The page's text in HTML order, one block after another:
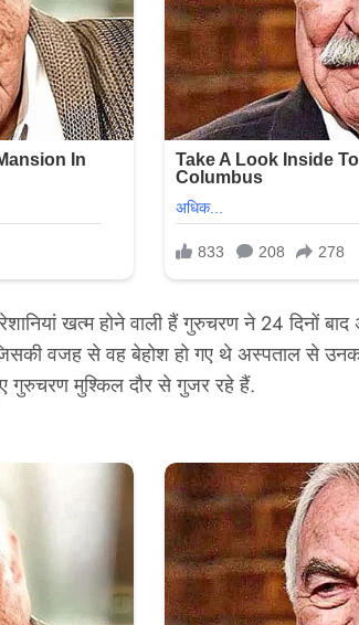
खत्म होने वाली हैं गुरुचरण ने 24 दिनों
वजह से वह बेहोश हो गए थे अस्पताल से
गुरुचरण मुश्किल दौर से गुजर रहे हैं.